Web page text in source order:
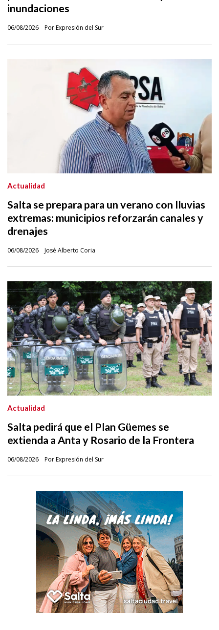
inundaciones
Por Expresión del Sur
06/08/2026
Salta se prepara para un verano con lluvias
extremas: municipios reforzarán canales y
drenajes
José Alberto Coria
Actualidad
06/08/2026
Salta pedirá que el Plan Güemes se
extienda a Anta y Rosario de la Frontera
Por Expresión del Sur
Actualidad
06/08/2026